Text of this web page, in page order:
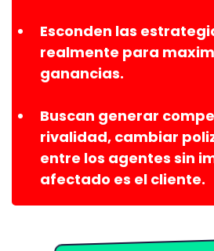
​Esconden las
realmente para
ganancias.
Buscan generar
rivalidad, cambiar
entre los agentes sin
afectado es el cliente.